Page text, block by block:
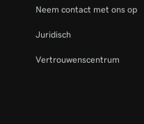
Neem contact met ons op
Juridisch
Vertrouwenscentrum